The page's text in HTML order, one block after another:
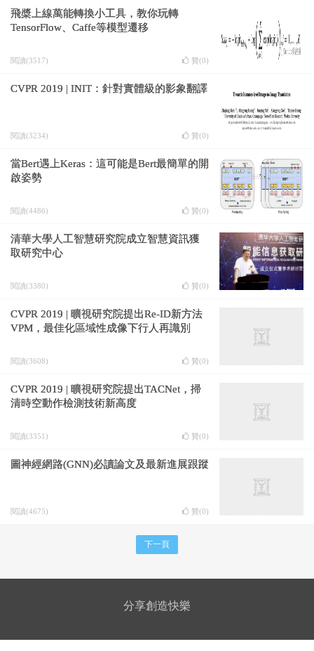
飛槳上線萬能轉換小工具，教你玩轉
TensorFlow、Caffe等模型遷移
閱讀(3517) 贊(0)
CVPR 2019 | INIT：針對實體級的影象翻譯
閱讀(3234) 贊(0)
當Bert遇上Keras：這可能是Bert最簡單的開
啟姿勢
閱讀(4486) 贊(0)
清華大學人工智慧研究院成立智慧資訊獲
取研究中心
閱讀(3380) 贊(0)
CVPR 2019 | 曠視研究院提出Re-ID新方法
VPM，最佳化區域性成像下行人再識別
閱讀(3608) 贊(0)
CVPR 2019 | 曠視研究院提出TACNet，掃
清時空動作檢測技術新高度
閱讀(3351) 贊(0)
圖神經網路(GNN)必讀論文及最新進展跟蹤
閱讀(4675) 贊(0)
下一頁
分享創造快樂